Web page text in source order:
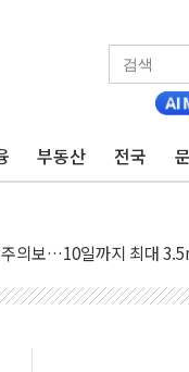
부동산 전국
뻔뻔' 받아친 정청래…제주
토 지시…與 "적극 환영
망 23명…정부, 비상대응
수도 베이징도 부동산 규
멍' 운영…페르세우스 유